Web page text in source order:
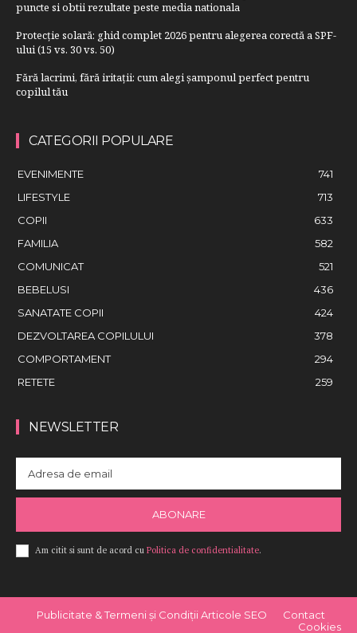
puncte si obtii rezultate peste media nationala
Protecție solară: ghid complet 2026 pentru alegerea corectă a SPF-
ului (15 vs. 30 vs. 50)
Fără lacrimi, fără iritații: cum alegi șamponul perfect pentru
copilul tău
CATEGORII POPULARE
EVENIMENTE
741
LIFESTYLE
713
COPII
633
FAMILIA
582
COMUNICAT
521
BEBELUSI
436
SANATATE COPII
424
DEZVOLTAREA COPILULUI
378
COMPORTAMENT
294
RETETE
259
NEWSLETTER
ABONARE
Am citit si sunt de acord cu Politica de confidentialitate.
Publicitate & Termeni și Condiții Articole SEO
Contact
Cookies